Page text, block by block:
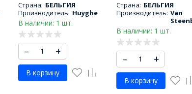
Страна: БЕЛЬГИЯ
Производитель: Huyghe
В наличии: 1 шт.
– +
В корзину
Страна: БЕЛЬГИЯ
Производитель: Van
В наличии: 1 шт.
– +
В корзину